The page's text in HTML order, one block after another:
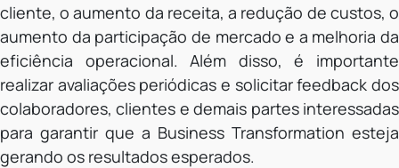
cliente, o aumento da receita, a redução de custos, o
aumento da participação de mercado e a melhoria da
eficiência operacional. Além disso, é importante
realizar avaliações periódicas e solicitar feedback dos
colaboradores, clientes e demais partes interessadas
para garantir que a Business Transformation esteja
gerando os resultados esperados.